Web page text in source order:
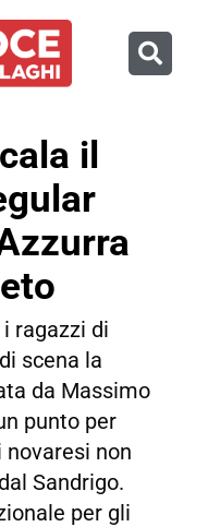
il
ragazzi di
scena la
da Massimo
punto per
non
Sandrigo.
per gli